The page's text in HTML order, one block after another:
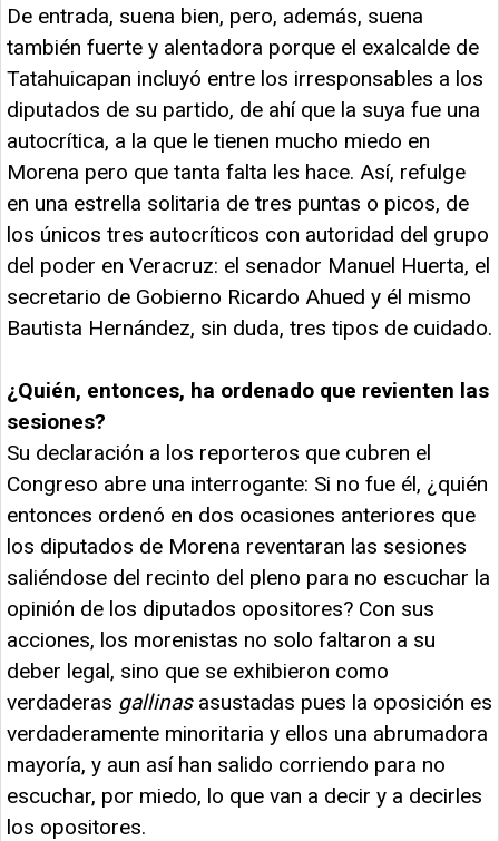
De entrada, suena bien, pero, además, suena
también fuerte y alentadora porque el exalcalde de
Tatahuicapan incluyó entre los irresponsables a los
diputados de su partido, de ahí que la suya fue una
autocrítica, a la que le tienen mucho miedo en
Morena pero que tanta falta les hace. Así, refulge
en una estrella solitaria de tres puntas o picos, de
los únicos tres autocríticos con autoridad del grupo
del poder en Veracruz: el senador Manuel Huerta, el
secretario de Gobierno Ricardo Ahued y él mismo
Bautista Hernández, sin duda, tres tipos de cuidado.
¿Quién, entonces, ha ordenado que revienten las
sesiones?
Su declaración a los reporteros que cubren el
Congreso abre una interrogante: Si no fue él, ¿quién
entonces ordenó en dos ocasiones anteriores que
los diputados de Morena reventaran las sesiones
saliéndose del recinto del pleno para no escuchar la
opinión de los diputados opositores? Con sus
acciones, los morenistas no solo faltaron a su
deber legal, sino que se exhibieron como
verdaderas gallinas asustadas pues la oposición es
verdaderamente minoritaria y ellos una abrumadora
mayoría, y aun así han salido corriendo para no
escuchar, por miedo, lo que van a decir y a decirles
los opositores.